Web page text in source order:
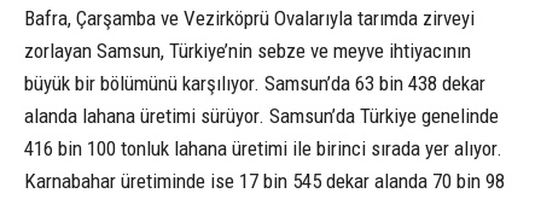
Bafra, Çarşamba ve Vezirköprü Ovalarıyla tarımda zirveyi
zorlayan Samsun, Türkiye’nin sebze ve meyve ihtiyacının
büyük bir bölümünü karşılıyor. Samsun’da 63 bin 438 dekar
alanda lahana üretimi sürüyor. Samsun’da Türkiye genelinde
416 bin 100 tonluk lahana üretimi ile birinci sırada yer alıyor.
Karnabahar üretiminde ise 17 bin 545 dekar alanda 70 bin 98